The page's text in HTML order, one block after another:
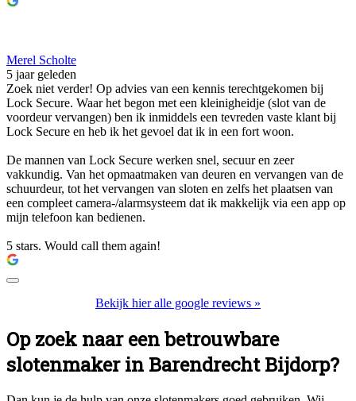
Merel Scholte
5 jaar geleden
Zoek niet verder! Op advies van een kennis terechtgekomen bij
Lock Secure. Waar het begon met een kleinigheidje (slot van de
voordeur vervangen) ben ik inmiddels een tevreden vaste klant bij
Lock Secure en heb ik het gevoel dat ik in een fort woon.
De mannen van Lock Secure werken snel, secuur en zeer
vakkundig. Van het opmaatmaken van deuren en vervangen van de
schuurdeur, tot het vervangen van sloten en zelfs het plaatsen van
een compleet camera-/alarmsysteem dat ik makkelijk via een app op
mijn telefoon kan bedienen.
5 stars. Would call them again!
Bekijk hier alle google reviews »
Op zoek naar een betrouwbare
slotenmaker in Barendrecht Bijdorp?